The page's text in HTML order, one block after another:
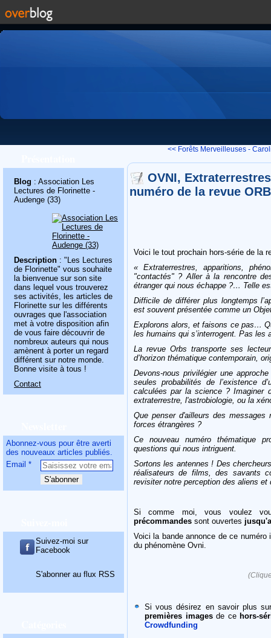
Blog : Association Les
Lectures de Florinette -
Audenge (33)
Description : "Les Lectures
de Florinette" vous souhaite
la bienvenue sur son site
dans lequel vous trouverez
ses activités, les articles de
Florinette sur les différents
ouvrages que l'association
met à votre disposition afin
de vous faire découvrir de
nombreux auteurs qui nous
amènent à porter un regard
différent sur notre monde.
Bonne visite à tous !
Contact
Abonnez-vous pour être averti
des nouveaux articles publiés.
Email
Suivez-moi sur
Facebook
S'abonner au flux RSS
<< Forêts Merveilleuses -
OVNI,
numéro de la revue
Voici le tout prochain hors-série de la
« Extraterrestres, apparitions,
"contactés" ? Aller à la rencontre
étranger qui nous échappe ?… Telle
Difficile de différer plus longtemps
est souvent présentée comme un
Explorons alors, et faisons ce pas…
les humains qui s’interrogent. Pas les
La revue Orbs transporte ses
d’horizon thématique contemporain,
Devons-nous privilégier une
seules probabilités de l’existence
calculées par la science ?Imaginer
extraterrestre, l'astrobiologie, ou la
Que penser d'ailleurs des
forces étrangères ?
Ce nouveau numéro thématique
questions qui nous intriguent.
Sortons les antennes ! Des
réalisateurs de films, des savants
revisiter notre perception des aliens et
Si comme moi, vous voulez
précommandes sont ouvertes
Voici la bande annonce de ce
du phénomène Ovni.
Si vous désirez en savoir plus
premières imagesde ce hors-
Crowdfunding